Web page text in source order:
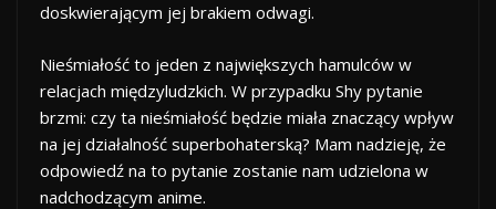
doskwierającym jej brakiem odwagi.
Nieśmiałość to jeden z największych hamulców w
relacjach międzyludzkich. W przypadku Shy pytanie
brzmi: czy ta nieśmiałość będzie miała znaczący wpływ
na jej działalność superbohaterską? Mam nadzieję, że
odpowiedź na to pytanie zostanie nam udzielona w
nadchodzącym anime.